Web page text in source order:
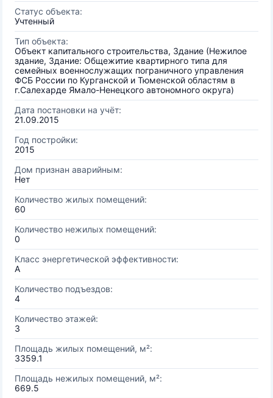
Статус объекта:
Учтенный
Тип объекта:
Объект капитального строительства, Здание (Нежилое
здание, Здание: Общежитие квартирного типа для
семейных военнослужащих пограничного управления
ФСБ России по Курганской и Тюменской областям в
г.Салехарде Ямало-Ненецкого автономного округа)
Дата постановки на учёт:
21.09.2015
Год постройки:
2015
Дом признан аварийным:
Нет
Количество жилых помещений:
60
Количество нежилых помещений:
0
Класс энергетической эффективности:
A
Количество подъездов:
4
Количество этажей:
3
Площадь жилых помещений, м²:
3359.1
Площадь нежилых помещений, м²:
669.5